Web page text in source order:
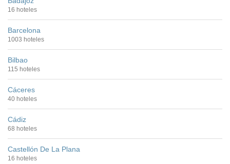
16 hoteles
Barcelona
1003 hoteles
Bilbao
115 hoteles
Cáceres
40 hoteles
Cádiz
68 hoteles
Castellón De La Plana
16 hoteles